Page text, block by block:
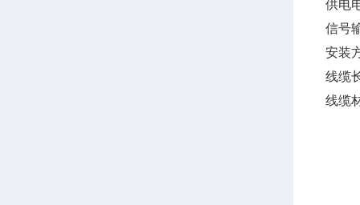
供电
信号
安装
线缆
线缆